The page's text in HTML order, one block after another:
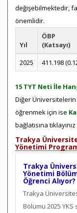
değişebilmektedir,
önemlidir.
Yıl
ÖBP
(Katsayı)
2025
411.198
15 TYT Neti İle
Diğer
öğrenmek için ise
bağlatısına tıklayınız
Trakya
Yönetimi
Trakya
Yönetimi
Öğrenci Alıyor?
Trakya
Bölümü 2025